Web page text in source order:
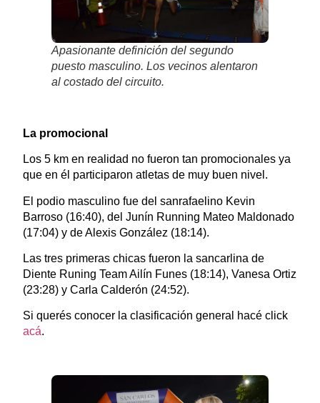
Apasionante definición del segundo
puesto masculino. Los vecinos alentaron
al costado del circuito.
La promocional
Los 5 km en realidad no fueron tan promocionales ya
que en él participaron atletas de muy buen nivel.
El podio masculino fue del sanrafaelino Kevin
Barroso (16:40), del Junín Running Mateo Maldonado
(17:04) y de Alexis González (18:14).
Las tres primeras chicas fueron la sancarlina de
Diente Runing Team Ailín Funes (18:14), Vanesa Ortiz
(23:28) y Carla Calderón (24:52).
Si querés conocer la clasificación general hacé click
acá.